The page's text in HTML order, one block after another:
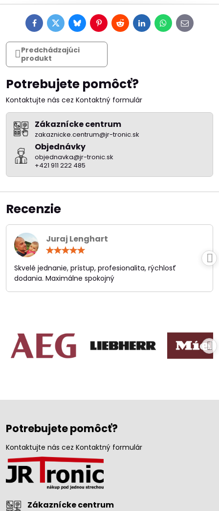
FacebookTwitterBlueskyPinterestRedditLinkedInWhatsApp
E-
mail
Predchádzajúci
produkt
Potrebujete pomôcť?
Kontaktujte nás cez Kontaktný formulár
Zákaznícke centrum
zakaznicke.centrum@jr-tronic.sk
Objednávky
objednavka@jr-tronic.sk
+421 911 222 485
Recenzie
Juraj Lenghart
/
5
Skvelé jednanie, prístup, profesionalita, rýchlosť
dodania. Maximálne spokojný
Potrebujete pomôcť?
Kontaktujte nás cez Kontaktný formulár
Zákaznícke centrum